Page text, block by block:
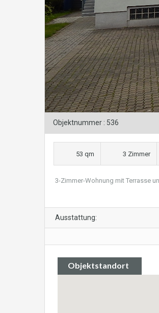
Objektnummer : 536
53 qm 3 Zimmer
3-Zimmer-Wohnung mit Terrasse
Ausstattung:
Objektstandort